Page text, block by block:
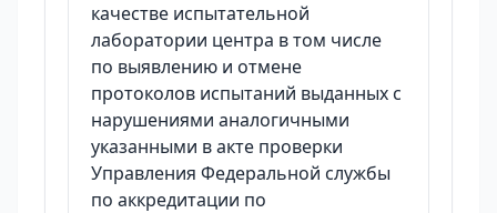
качестве испытательной
лаборатории центра в том числе
по выявлению и отмене
протоколов испытаний выданных с
нарушениями аналогичными
указанными в акте проверки
Управления Федеральной службы
по аккредитации по